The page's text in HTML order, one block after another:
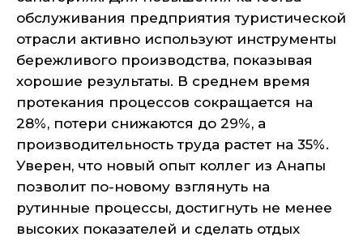
обслуживания предприятия туристической
отрасли активно используют инструменты
бережливого производства, показывая
хорошие результаты. В среднем время
протекания процессов сокращается на
28%, потери снижаются до 29%, а
производительность труда растет на 35%.
Уверен, что новый опыт коллег из Анапы
позволит по-новому взглянуть на
рутинные процессы, достигнуть не менее
высоких показателей и сделать отдых